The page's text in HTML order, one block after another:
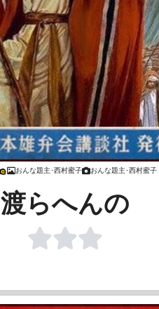
おんな題主･西村蜜子 おんな題主･西村蜜子
渡らへんの